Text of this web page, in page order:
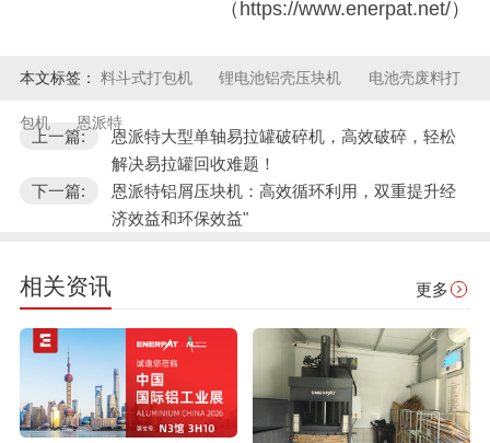
（https://www.enerpat.net/）
本文标签： 料斗式打包机 锂电池铝壳压块机 电池壳废料打
包机 恩派特
上一篇:
恩派特大型单轴易拉罐破碎机，高效破碎，轻松
解决易拉罐回收难题！
下一篇:
恩派特铝屑压块机：高效循环利用，双重提升经
济效益和环保效益"
相关资讯 更多